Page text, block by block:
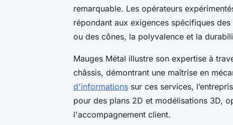
remarquable. Les opérateurs
répondant aux exigences spécifiques
ou des cônes, la polyvalence et la
Mauges Métal illustre son expertise à
châssis, démontrant une maîtrise en
d'informations sur ces services,
pour des plans 2D et modélisations 3D,
l'accompagnement client.